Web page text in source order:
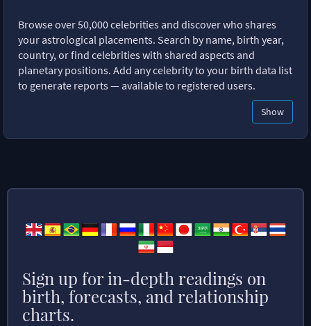
Browse over 50,000 celebrities and discover who shares
your astrological placements. Search by name, birth year,
country, or find celebrities with shared aspects and
planetary positions. Add any celebrity to your birth data list
to generate reports — available to registered users.
Show
Sign up for in-depth readings on
birth, forecasts, and relationship
charts.